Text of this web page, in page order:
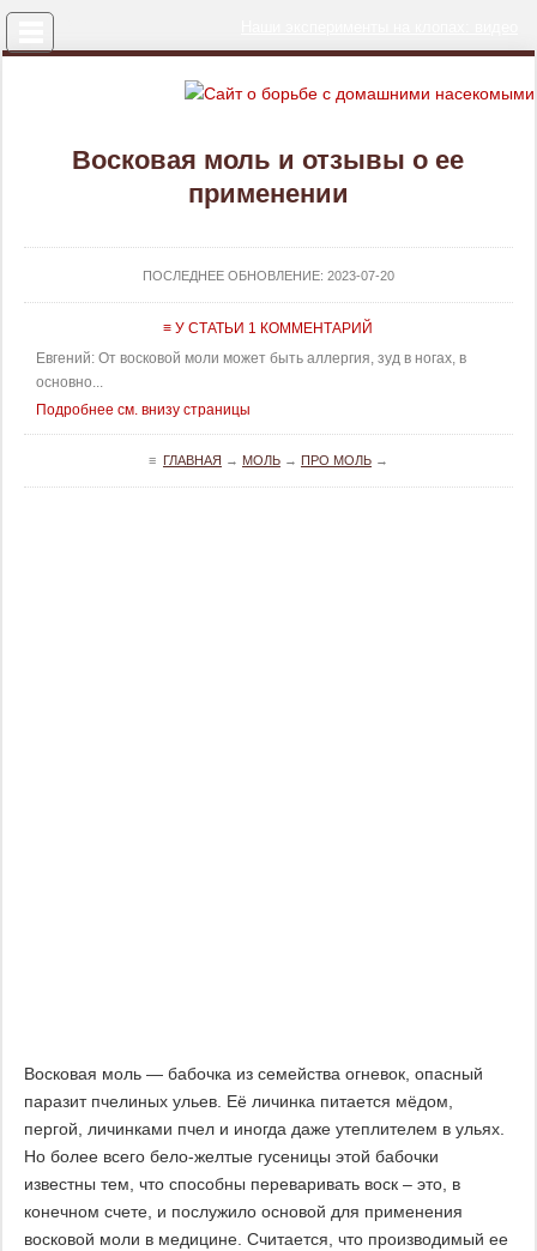
Восковая моль и отзывы о ее
применении
ПОСЛЕДНЕЕ ОБНОВЛЕНИЕ: 2023-07-20
≡ У СТАТЬИ 1 КОММЕНТАРИЙ
Евгений: От восковой моли может быть аллергия, зуд в ногах, в
основно...
Подробнее см. внизу страницы
≡ ГЛАВНАЯ → МОЛЬ→ ПРО МОЛЬ→
Восковая моль — бабочка из семейства огневок, опасный
паразит пчелиных ульев. Её личинка питается мёдом,
пергой, личинками пчел и иногда даже утеплителем в ульях.
Но более всего бело-желтые гусеницы этой бабочки
известны тем, что способны переваривать воск – это, в
конечном счете, и послужило основой для применения
восковой моли в медицине. Считается, что производимый ее